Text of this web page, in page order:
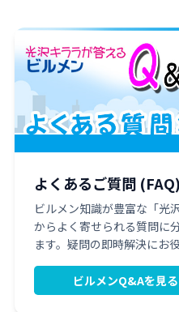
よくあるご質問 (FAQ)
ビルメン知識が豊富な「光
からよく寄せられる質問に
ます。疑問の即時解決にお
ビルメンQ&Aを見る